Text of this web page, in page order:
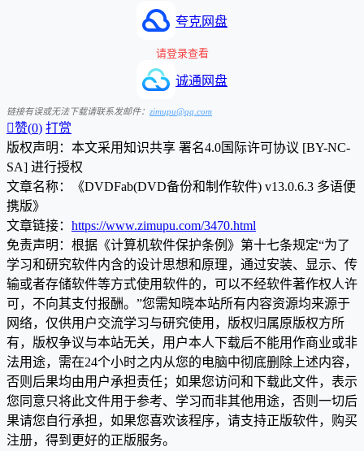
夸克网盘
请登录查看
诚通网盘
链接有误或无法下载请联系发邮件： zimupu@qq.com
赞(0) 打赏
版权声明：本文采用知识共享 署名4.0国际许可协议 [BY-NC-
SA] 进行授权
文章名称：《DVDFab(DVD备份和制作软件) v13.0.6.3 多语便
携版》
文章链接： https://www.zimupu.com/3470.html
免责声明：根据《计算机软件保护条例》第十七条规定“为了
学习和研究软件内含的设计思想和原理，通过安装、显示、传
输或者存储软件等方式使用软件的，可以不经软件著作权人许
可，不向其支付报酬。”您需知晓本站所有内容资源均来源于
网络，仅供用户交流学习与研究使用，版权归属原版权方所
有，版权争议与本站无关，用户本人下载后不能用作商业或非
法用途，需在24个小时之内从您的电脑中彻底删除上述内容，
否则后果均由用户承担责任；如果您访问和下载此文件，表示
您同意只将此文件用于参考、学习而非其他用途，否则一切后
果请您自行承担，如果您喜欢该程序，请支持正版软件，购买
注册，得到更好的正版服务。